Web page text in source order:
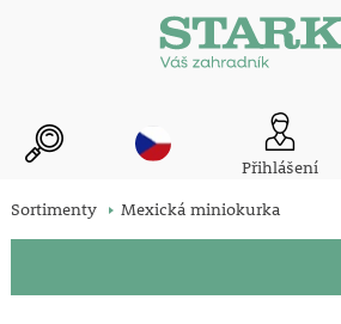
Přihlášení
Sortimenty Mexická miniokurka